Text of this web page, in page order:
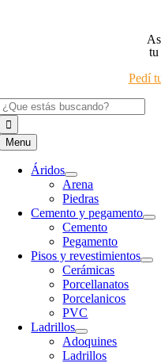
tu
Pedí
Menu
Áridos
Arena
Piedras
Cemento y pegamento
Cemento
Pegamento
Pisos y revestimientos
Cerámicas
Porcellanatos
Porcelanicos
PVC
Ladrillos
Adoquines
Ladrillos